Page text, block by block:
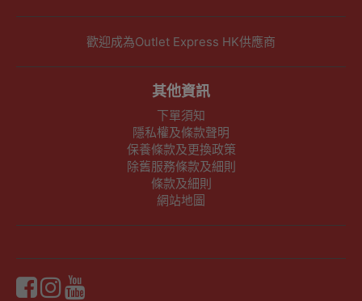
歡迎成為Outlet Express HK供應商
其他資訊
下單須知
隱私權及條款聲明
保養條款及更換政策
除舊服務條款及細則
條款及細則
網站地圖